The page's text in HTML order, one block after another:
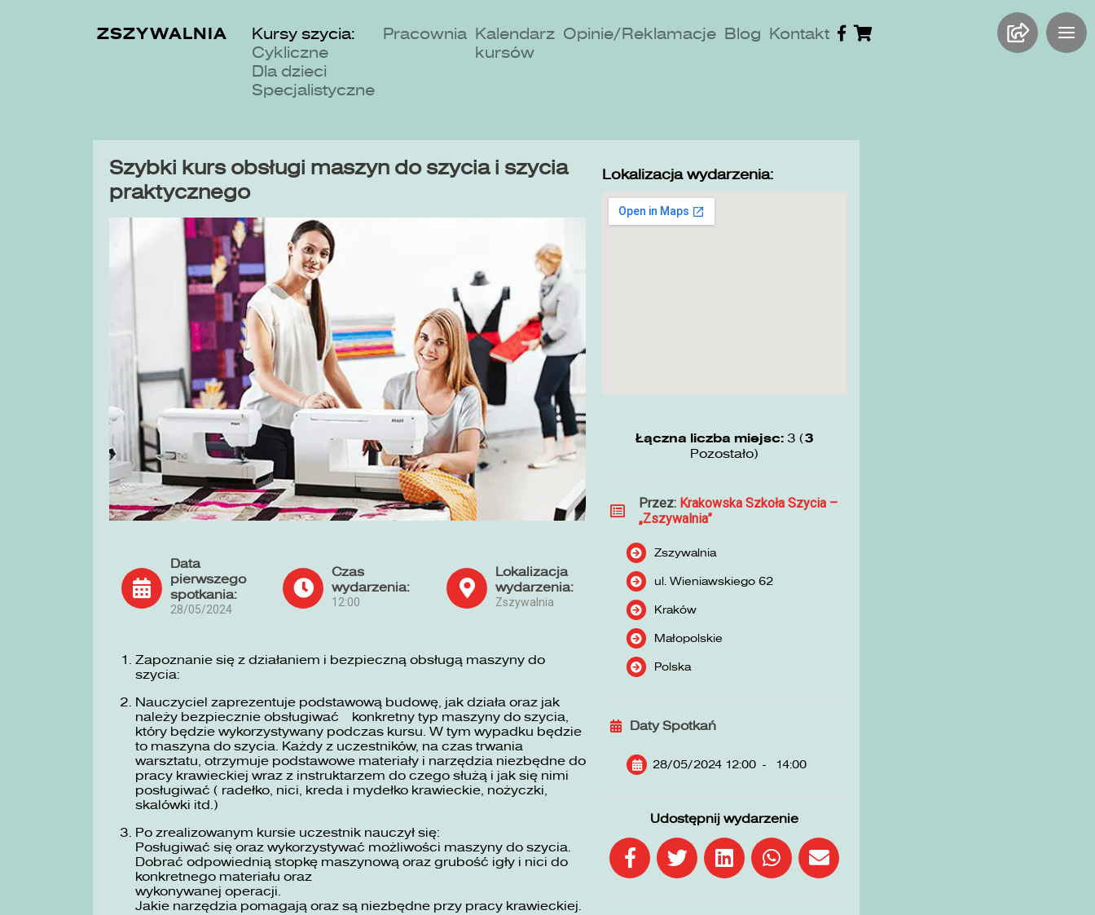
ZSZYWALNIA
Kursy szycia:
Cykliczne
Dla dzieci
Specjalistyczne
Pracownia Kalendarz
kursów
Opinie/Reklamacje Blog Kontakt
Szybki kurs obsługi maszyn do szycia i szycia
praktycznego
Data
pierwszego
spotkania:
28/05/2024
Czas
wydarzenia:
12:00
Lokalizacja
wydarzenia:
Zszywalnia
Zapoznanie się z działaniem i bezpieczną obsługą maszyny do
szycia:
Nauczyciel zaprezentuje podstawową budowę, jak działa oraz jak
należy bezpiecznie obsługiwać konkretny typ maszyny do szycia,
który będzie wykorzystywany podczas kursu. W tym wypadku będzie
to maszyna do szycia. Każdy z uczestników, na czas trwania
warsztatu, otrzymuje podstawowe materiały i narzędzia niezbędne do
pracy krawieckiej wraz z instruktarzem do czego służą i jak się nimi
posługiwać ( radełko, nici, kreda i mydełko krawieckie, nożyczki,
skalówki itd.)
Po zrealizowanym kursie uczestnik nauczył się:
Posługiwać się oraz wykorzystywać możliwości maszyny do szycia.
Dobrać odpowiednią stopkę maszynową oraz grubość igły i nici do
konkretnego materiału oraz
wykonywanej operacji.
Jakie narzędzia pomagają oraz są niezbędne przy pracy krawieckiej.
Lokalizacja wydarzenia:
Łączna liczba miejsc: 3 (3
Pozostało)
Przez: Krakowska Szkoła Szycia –
„Zszywalnia”
Zszywalnia
ul. Wieniawskiego 62
Kraków
Małopolskie
Polska
Daty Spotkań
28/05/2024 12:00 - 14:00
Udostępnij wydarzenie